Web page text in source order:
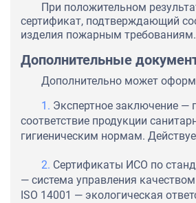
При положительном
сертификат, подтверждающий
изделия пожарным требованиям.
Дополнительные
Дополнительно может
Экспертное заключение —
соответствие продукции
гигиеническим нормам.
Сертификаты ИСО по
— система управления
ISO 14001 — экологическая